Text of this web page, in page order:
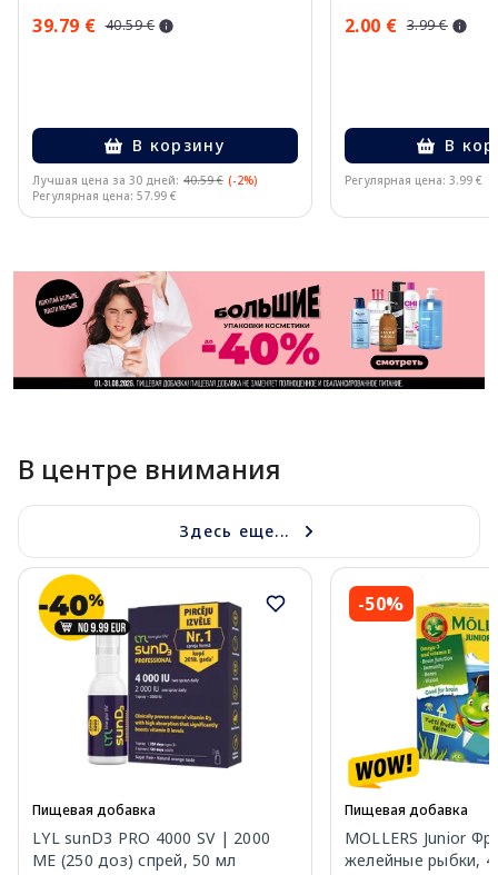
39.79 € 40.59 €
В корзину
Лучшая цена за 30 дней: 40.59 € (-2%)
Регулярная цена: 57.99 €
2.00 € 3.99 €
В
Регулярная цена: 3.99 €
В центре внимания
Здесь еще...
Пищевая добавка
LYL sunD3 PRO 4000 SV | 2000
МЕ (250 доз) спрей, 50 мл
-50%
Пищевая добавка
MOLLERS Junior
желейные рыбки,